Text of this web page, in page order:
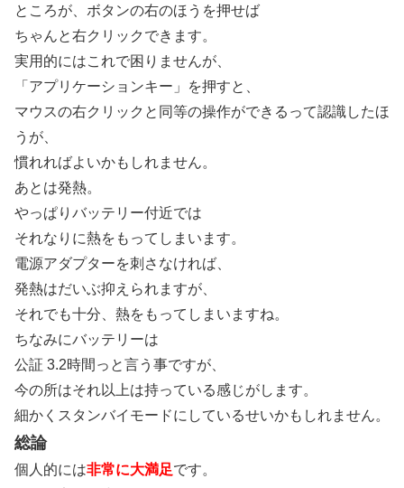
ところが、ボタンの右のほうを押せば
ちゃんと右クリックできます。
実用的にはこれで困りませんが、
「アプリケーションキー」を押すと、
マウスの右クリックと同等の操作ができるって認識したほ
うが、
慣れればよいかもしれません。
あとは発熱。
やっぱりバッテリー付近では
それなりに熱をもってしまいます。
電源アダプターを刺さなければ、
発熱はだいぶ抑えられますが、
それでも十分、熱をもってしまいますね。
ちなみにバッテリーは
公証 3.2時間っと言う事ですが、
今の所はそれ以上は持っている感じがします。
細かくスタンバイモードにしているせいかもしれません。
総論
個人的には非常に大満足です。